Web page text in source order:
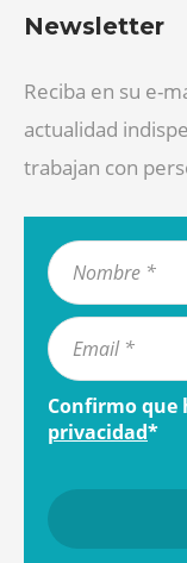
Newsletter
Reciba en su e-
actualidad
trabajan con
Confirmo que
privacidad*